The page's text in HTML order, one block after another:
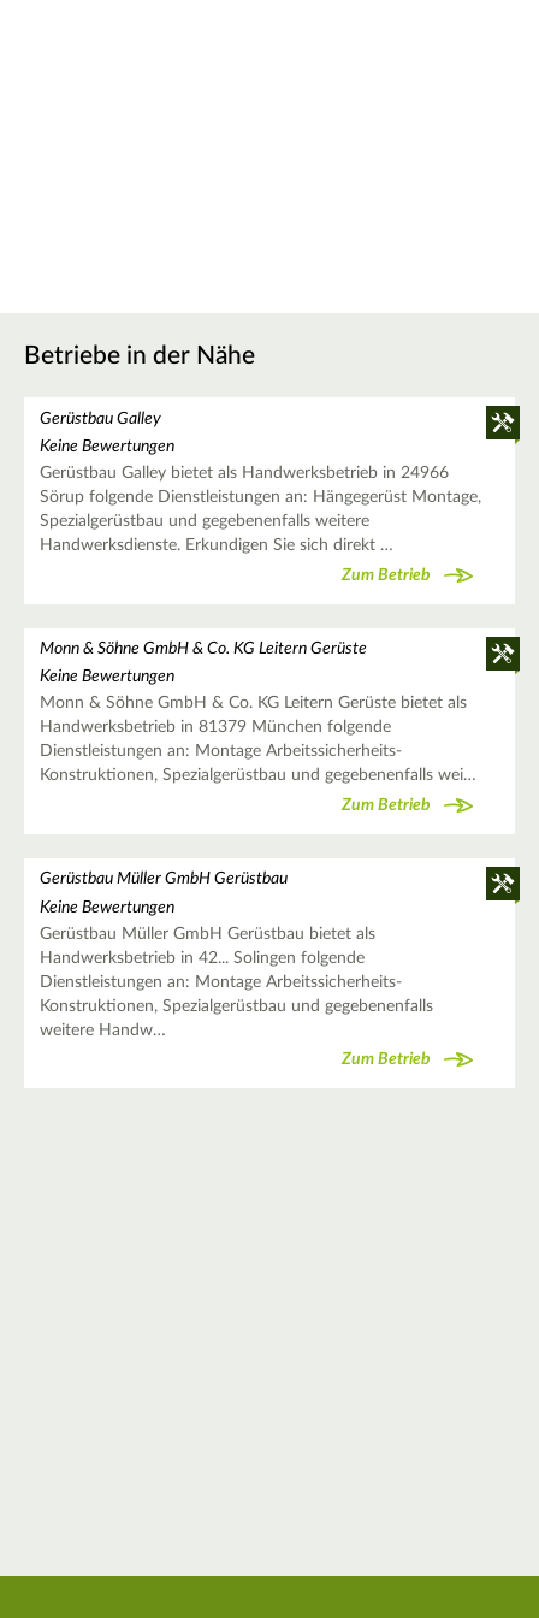
Betriebe in der Nähe
Gerüstbau Galley
Keine Bewertungen
Gerüstbau Galley bietet als Handwerksbetrieb in 24966
Sörup folgende Dienstleistungen an: Hängegerüst Montage,
Spezialgerüstbau und gegebenenfalls weitere
Handwerksdienste. Erkundigen Sie sich direkt …
Zum Betrieb
Monn & Söhne GmbH & Co. KG Leitern Gerüste
Keine Bewertungen
Monn & Söhne GmbH & Co. KG Leitern Gerüste bietet als
Handwerksbetrieb in 81379 München folgende
Dienstleistungen an: Montage Arbeitssicherheits-
Konstruktionen, Spezialgerüstbau und gegebenenfalls wei…
Zum Betrieb
Gerüstbau Müller GmbH Gerüstbau
Keine Bewertungen
Gerüstbau Müller GmbH Gerüstbau bietet als
Handwerksbetrieb in 42... Solingen folgende
Dienstleistungen an: Montage Arbeitssicherheits-
Konstruktionen, Spezialgerüstbau und gegebenenfalls
weitere Handw…
Zum Betrieb